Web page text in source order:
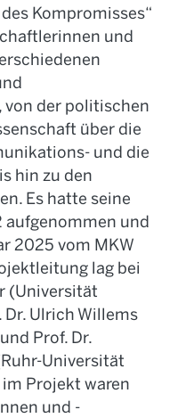
Kompromisses“
und
von der politischen
über die
und die
hin zu den
Es hatte seine
aufgenommen und
2025 vom MKW
lag bei
(Universität
Dr. Ulrich Willems
Prof. Dr.
Universität
Projekt waren
und -